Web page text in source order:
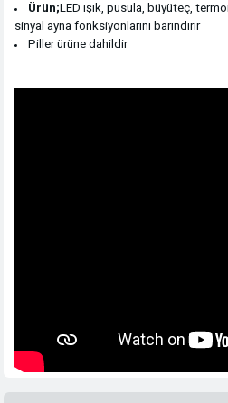
Ürün;LED ışık, pusula, büyüteç,
sinyal ayna fonksiyonlarını barındırır
Piller ürüne dahildir